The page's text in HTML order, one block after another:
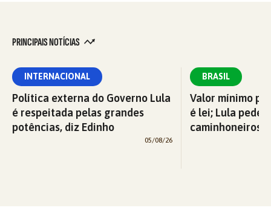
PRINCIPAIS NOTÍCIAS
INTERNACIONAL
Política externa do Governo Lula
é respeitada pelas grandes
potências, diz Edinho
05/08/26
BRASIL
Valor mínimo
é lei; Lula pede
caminhoneiros